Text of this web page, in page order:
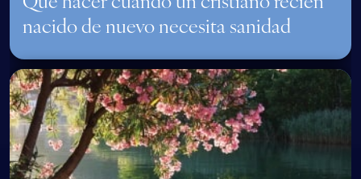
nacido de nuevo necesita sanidad